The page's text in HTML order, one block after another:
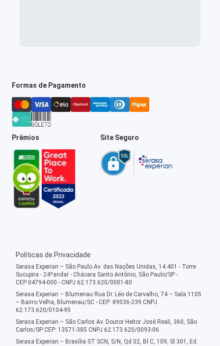
Formas de Pagamento
Prêmios Site Seguro
Políticas de Privacidade
Serasa Experian – São Paulo Av. das Nações Unidas, 14.401 - Torre
Sucupira - 24ºandar - Chácara Santo Antônio, São Paulo/SP -
CEP:04794-000 - CNPJ 62.173.620/0001-80
Serasa Experian – Blumenau Rua Dr. Léo de Carvalho, 74 – Sala 1105
– Bairro Velha, Blumenau/SC - CEP: 89036-239 CNPJ
62.173.620/0104-95
Serasa Experian – São Carlos Av. Doutor Heitor José Reali, 360, São
Carlos/SP CEP: 13571-385 CNPJ 62.173.620/0093-06
Serasa Experian – Brasília ST SCN, S/N, Qd 02, Bl C, 109, Sl 301, Ed.